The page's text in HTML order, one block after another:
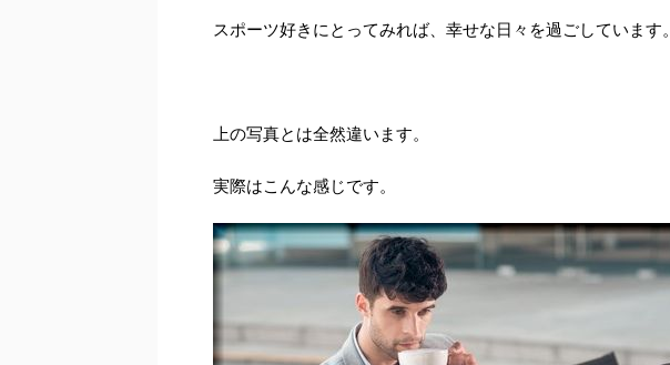
スポーツ好きにとってみれば、幸せな日々を過ごしています。
上の写真とは全然違います。
実際はこんな感じです。